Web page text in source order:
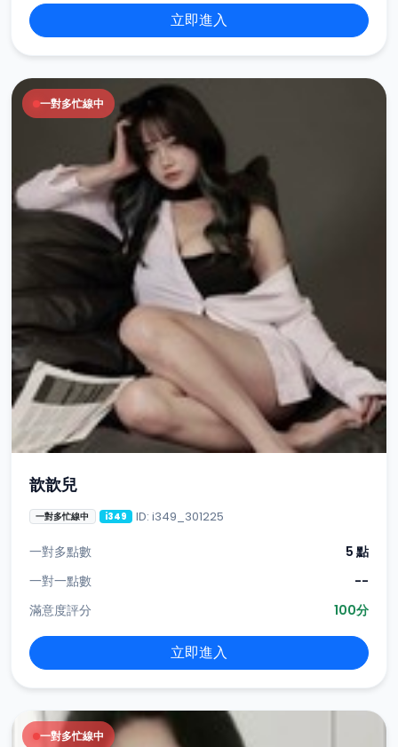
立即進入
一對多忙線中
歆歆兒
一對多忙線中 i349 ID: i349_301225
一對多點數
5 點
一對一點數
--
滿意度評分
100分
立即進入
一對多忙線中